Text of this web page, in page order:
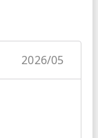
2026/05